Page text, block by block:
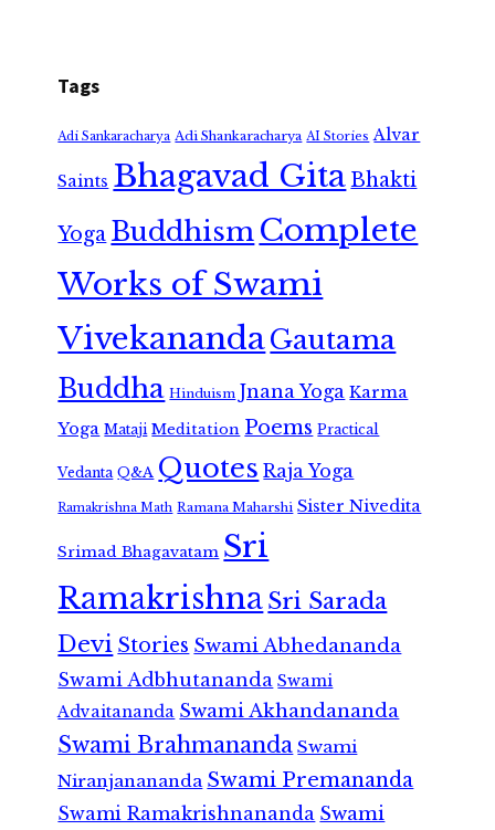
Tags
Adi Sankaracharya Adi Shankaracharya AI Stories Alvar
Saints Bhagavad GitaBhakti
Yoga Buddhism Complete
Works of Swami
VivekanandaGautama
Buddha Hinduism Jnana Yoga Karma
Yoga Mataji Meditation Poems Practical
Vedanta Q&A Quotes Raja Yoga
Ramakrishna Math Ramana Maharshi Sister Nivedita
Srimad Bhagavatam Sri
RamakrishnaSri Sarada
Devi Stories Swami Abhedananda
Swami Adbhutananda Swami
Advaitananda Swami Akhandananda
Swami Brahmananda Swami
Niranjanananda Swami Premananda
Swami Ramakrishnananda Swami